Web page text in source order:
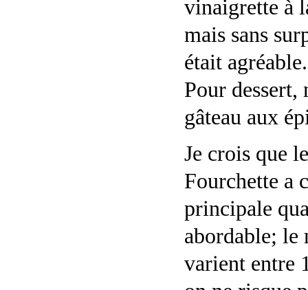
vinaigrette à
mais sans
était
Pour
gâteau aux
Je crois que
Fourchette a
principale
abordable;
varient entre